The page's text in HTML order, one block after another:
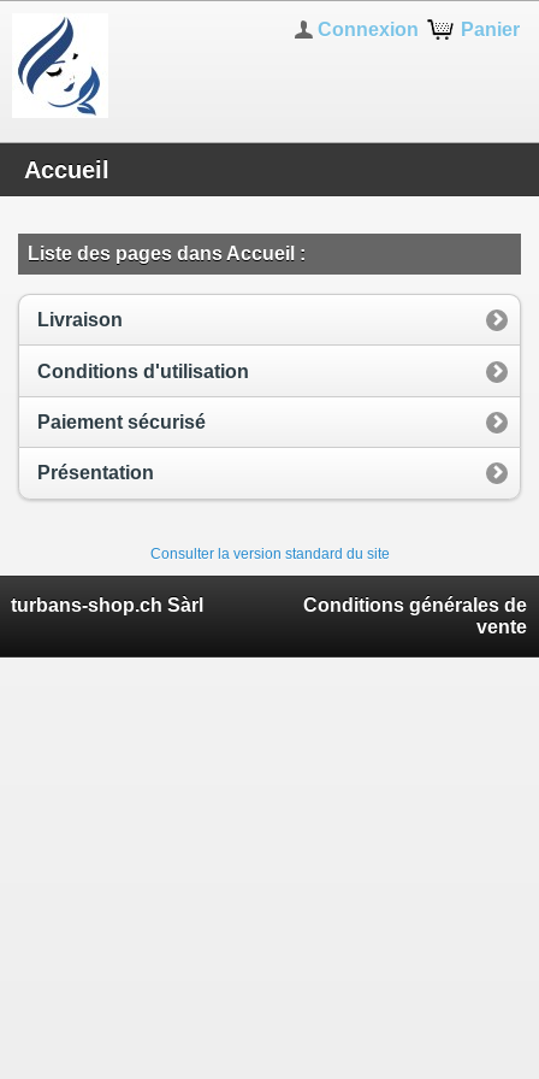
Panier
Connexion
Accueil
Liste des pages dans Accueil :
Livraison
Conditions d'utilisation
Paiement sécurisé
Présentation
Consulter la version standard du site
turbans-shop.ch Sàrl
Conditions générales de
vente